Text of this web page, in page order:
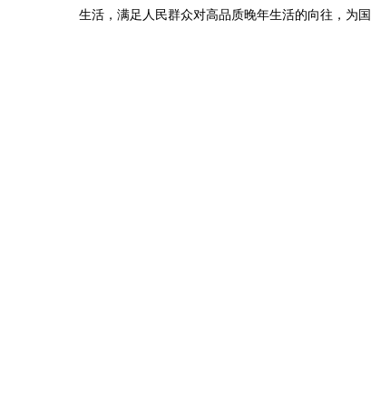
生活，满足人民群众对高品质晚年生活的向往，为